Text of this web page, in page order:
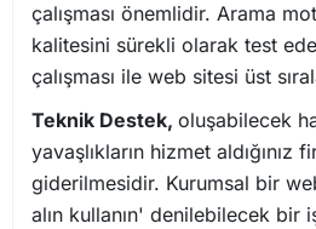
çalışması önemlidir. Arama
kalitesini sürekli olarak test
çalışması ile web sitesi üst
Teknik Destek, oluşabilecek
yavaşlıkların hizmet aldığınız
giderilmesidir. Kurumsal bir
alın kullanın' denilebilecek bir